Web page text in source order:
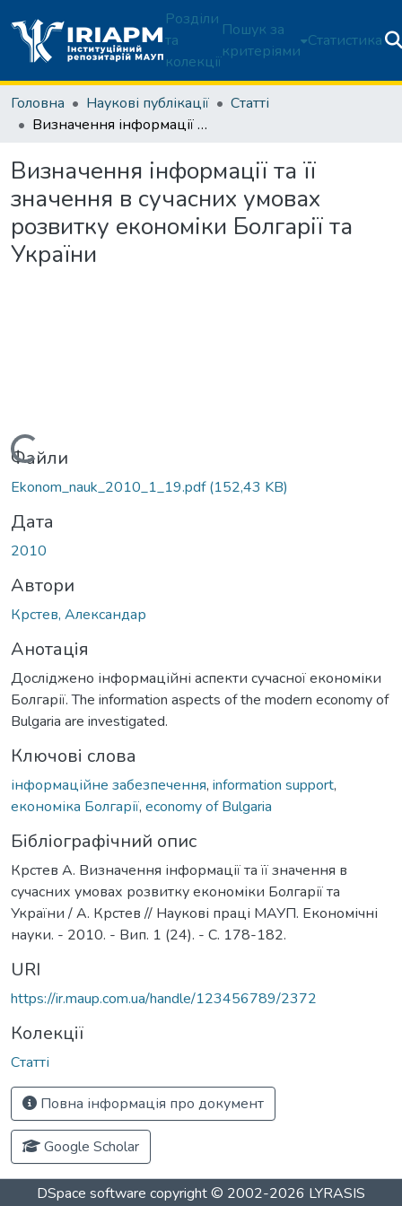
Розділи
та
колекції
Пошук за
критеріями
Статистика
Головна Наукові публікації
Статті
Визначення інформації та її значення в сучасних умовах розвитку економіки Болгарії та України
Визначення інформації та її
значення в сучасних умовах
розвитку економіки Болгарії та
України
Вантажиться...
Файли
Ekonom_nauk_2010_1_19.pdf(152,43 KB)
Дата
2010
Автори
Крстев, Александар
Анотація
Досліджено інформаційні аспекти сучасної економіки
Болгарії. The information aspects of the modern economy of
Bulgaria are investigated.
Ключові слова
інформаційне забезпечення, information support,
економіка Болгарії, economy of Bulgaria
Бібліографічний опис
Крстев А. Визначення інформації та її значення в
сучасних умовах розвитку економіки Болгарії та
України / А. Крстев // Наукові праці МАУП. Економічні
науки. - 2010. - Вип. 1 (24). - С. 178-182.
URI
https://ir.maup.com.ua/handle/123456789/2372
Колекції
Статті
Повна інформація про документ
Google Scholar
DSpace software copyright © 2002-2026 LYRASIS